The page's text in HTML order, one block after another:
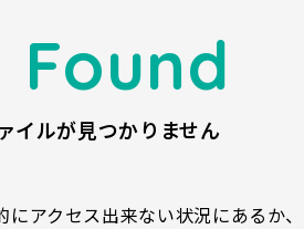
Found
イルが見つかりません
にアクセス出来ない状況にあるか、